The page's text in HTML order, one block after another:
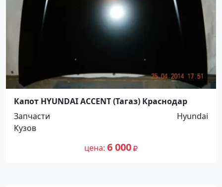
Капот HYUNDAI ACCENT (Тагаз) Краснодар
Запчасти
Hyundai
Кузов
цена 6 000